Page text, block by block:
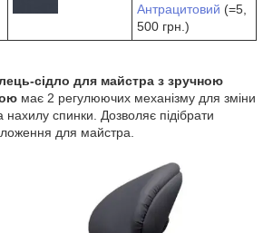
Антрацитовий (=5,
500 грн.)
сідло для майстра з зручною
має 2 регулюючих механізму для зміни
нахилу спинки. Дозволяє підібрати
для майстра.